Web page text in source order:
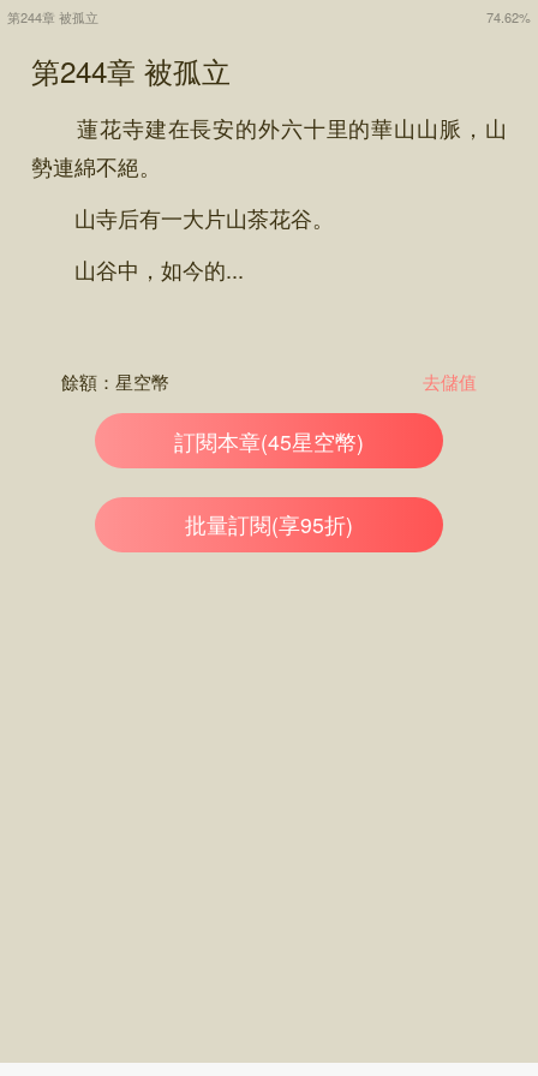
第244章 被孤立 74.62%
第244章 被孤立
蓮花寺建在長安的外六十里的華山山脈，山
勢連綿不絕。
山寺后有一大片山茶花谷。
山谷中，如今的...
餘額： 星空幣 去儲值
訂閱本章(45星空幣)
批量訂閱(享95折)